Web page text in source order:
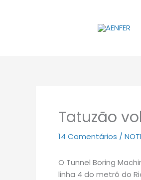
Tatuzão
14 Comentários /
O Tunnel Boring
linha 4 do metrô do